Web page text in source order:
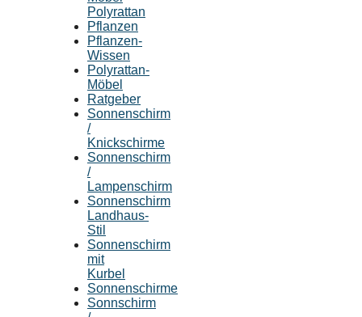
Polyrattan
Pflanzen
Pflanzen-
Wissen
Polyrattan-
Möbel
Ratgeber
Sonnenschirm
/
Knickschirme
Sonnenschirm
/
Lampenschirm
Sonnenschirm
Landhaus-
Stil
Sonnenschirm
mit
Kurbel
Sonnenschirme
Sonnschirm